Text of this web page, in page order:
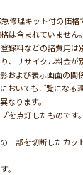
修理キット付の価格
は含まれていません。
料などの諸費用は
リサイクル料金が
および表示画面の関
おいてもご覧になる
なります。
を点灯したものです
部を切断したカッ
。